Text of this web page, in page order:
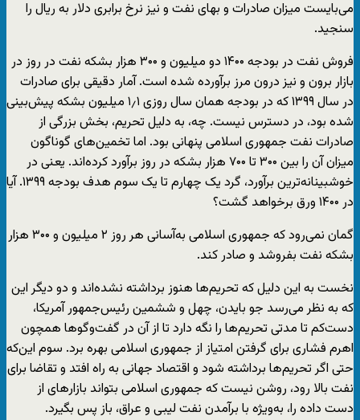
می‌بایست میزان صادرات و بهای نفت و نیز نرخ برابری دلار به ریال را
سنجید.
فروش نفت در بودجه ۱۴۰۰ دو میلیون و ۳۰۰ هزار بشکه نفت در روز در
بازار برون و نیز درون مرز برآورده شده است. آمار دقیقی برای صادرات
در سال ۱۳۹۹ که در بودجه همان سال روزی ۱٫۱ میلیون بشکه پیش‌بینی
شده بود، در دسترس نیست. چه، به دلیل تحریم، بخش بزرگی از
صادرات نفت جمهوری اسلامی پنهانی بود. اما تخمین‌های گوناگون
میزان آن را بین ۳۰۰ تا ۷۰۰ هزار بشکه در روز برآورد کرده‌اند. یعنی در
خوشبینانه‌ترین برآورد، گرد یک چهارم تا یک سوم هدف بودجه ۱۳۹۹. آیا
در ۱۴۰۰ ورق برخواهد گشت؟
گمان نمی‌رود که جمهوری اسلامی به‌آسانی هر روز ۲ میلیون و ۳۰۰ هزار
بشکه نفت بفروشد و صادر کند.
نخست به این دلیل که تحریم‌ها هنوز برداشته نشده‌اند و دو دیگر این
که به نظر می‌رسد جو بایدن، چهل و ششمین رئیس‌جمهور آمریکا،
دست‌کم تا مدتی تحریم‌ها را نگه دارد تا از آن در گفت‌وگوها همچون
اهرم‌ فشاری برای گرفتن امتیاز از جمهوری اسلامی بهره برد. سوم این‌که
حتی اگر تحریم‌ها برداشته شود و اقتصاد جهانی به راه افتد و تقاضا برای
نفت بالا رود، روشن نیست که جمهوری اسلامی بتواند بازارهای از
دست داده را، به‌ویژه با برآمدن نفت لیبی و عراق، باز پس بگیرد.